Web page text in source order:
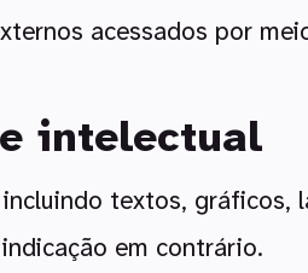
acessados por
intelectual
textos, gráficos,
em contrário.